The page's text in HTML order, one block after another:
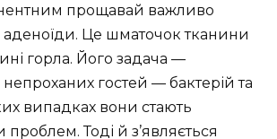
прощавай важливо
аденоїди. Це шматочок тканини
горла. Його задача —
гостей — бактерій та
випадках вони стають
Тоді й з’являється